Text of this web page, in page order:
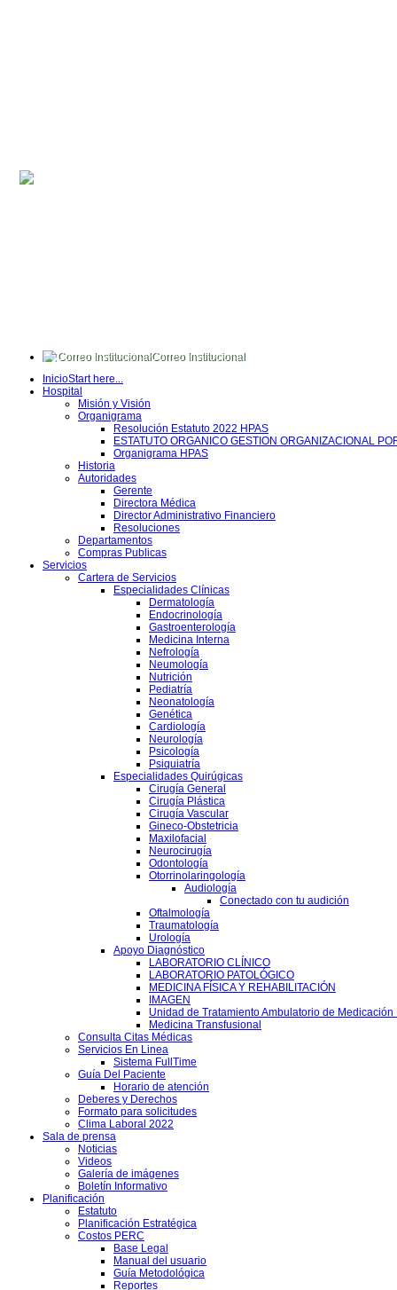
Correo Institucional
Intranet
Quipux
InicioStart here...
Hospital
Misión y Visión
Organigrama
Resolución Estatuto 2022 HPAS
ESTATUTO ORGANICO GESTION ORGANIZACIONAL
Organigrama HPAS
Historia
Autoridades
Gerente
Directora Médica
Director Administrativo Financiero
Resoluciones
Departamentos
Compras Publicas
Servicios
Cartera de Servicios
Especialidades Clínicas
Dermatología
Endocrinología
Gastroenterología
Medicina Interna
Nefrología
Neumología
Nutrición
Pediatría
Neonatología
Genética
Cardiología
Neurología
Psicología
Psiquiatría
Especialidades Quirúgicas
Cirugía General
Cirugía Plástica
Cirugía Vascular
Gineco-Obstetricia
Maxilofacial
Neurocirugía
Odontología
Otorrinolaringología
Audiología
Conectado con tu audición
Oftalmología
Traumatología
Urología
Apoyo Diagnóstico
LABORATORIO CLÍNICO
LABORATORIO PATOLÓGICO
MEDICINA FÍSICA Y REHABILITACIÓN
IMAGEN
Unidad de Tratamiento Ambulatorio de Medicación
Medicina Transfusional
Consulta Citas Médicas
Servicios En Linea
Sistema FullTime
Guía Del Paciente
Horario de atención
Deberes y Derechos
Formato para solicitudes
Clima Laboral 2022
Sala de prensa
Noticias
Videos
Galería de imágenes
Boletín Informativo
Planificación
Estatuto
Planificación Estratégica
Costos PERC
Base Legal
Manual del usuario
Guía Metodológica
Reportes